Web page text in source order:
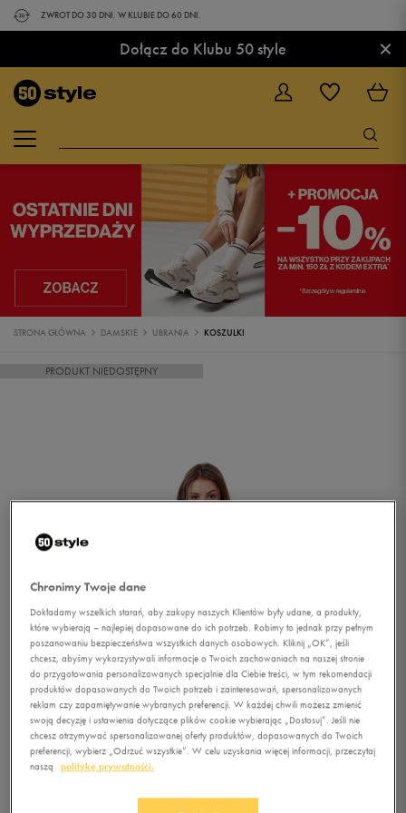
ZWROT DO 30 DNI. W KLUBIE DO 60 DNI.
Dołącz do Klubu 50 style ×
STRONA GŁÓWNA DAMSKIE UBRANIA KOSZULKI
PRODUKT NIEDOSTĘPNY
1/4
Chronimy Twoje dane
Dokładamy wszelkich starań, aby zakupy naszych Klientów były udane, a produkty,
które wybierają – najlepiej dopasowane do ich potrzeb. Robimy to jednak przy pełnym
poszanowaniu bezpieczeństwa wszystkich danych osobowych. Kliknij „OK”, jeśli
chcesz, abyśmy wykorzystywali informacje o Twoich zachowaniach na naszej stronie
do przygotowania personalizowanych specjalnie dla Ciebie treści, w tym rekomendacji
produktów dopasowanych do Twoich potrzeb i zainteresowań, spersonalizowanych
reklam czy zapamiętywanie wybranych preferencji. W każdej chwili możesz zmienić
swoją decyzję i ustawienia dotyczące plików cookie wybierając „Dostosuj”. Jeśli nie
chcesz otrzymywać spersonalizowanej oferty produktów, dopasowanych do Twoich
preferencji, wybierz „Odrzuć wszystkie”. W celu uzyskania więcej informacji, przeczytaj
naszą
politykę prywatności.